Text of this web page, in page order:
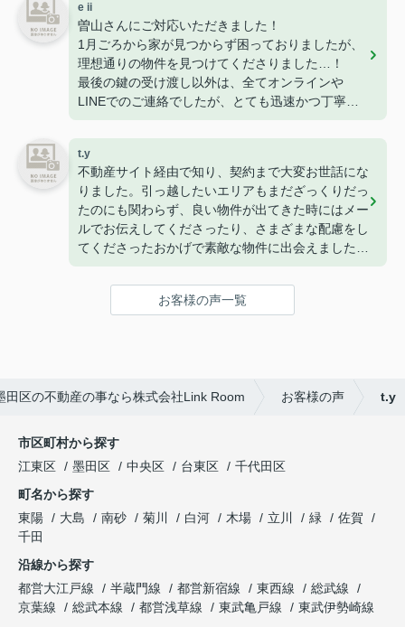
です。
ありがとうございました！
e ii
曽山さんにご対応いただきました！
1月ごろから家が見つからず困っておりましたが、
理想通りの物件を見つけてくださりました…！
最後の鍵の受け渡し以外は、全てオンラインや
LINEでのご連絡でしたが、とても迅速かつ丁寧に
長年不動産にお勤めされているとのことで、知識も
豊富で色んなご相談にも乗ってくださります。
また家を探すときはぜひお願いします！
t.y
不動産サイト経由で知り、契約まで大変お世話にな
りました。引っ越したいエリアもまだざっくりだっ
たのにも関わらず、良い物件が出てきた時にはメー
ルでお伝えしてくださったり、さまざまな配慮をし
てくださったおかげで素敵な物件に出会えました
また、担当してくださった曽山さんは来店するまで
のメールが丁寧で、とても安心してやりとりするこ
お客様の声一覧
田区の不動産の事なら株式会社Link Room お客様の声 t.y
市区町村から探す
江東区
墨田区 中央区 台東区
千代田区
町名から探す
東陽
大島 南砂 菊川 白河 木場 立川 緑
佐賀
千田
沿線から探す
都営大江戸線
半蔵門線 都営新宿線 東西線
総武線
京葉線
総武本線 都営浅草線 東武亀戸線
東武伊勢崎線